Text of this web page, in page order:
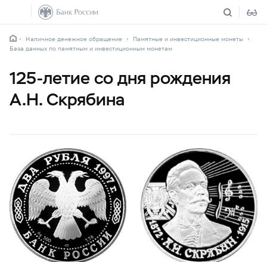
Наличное денежное обращение
Памятные и инвестиционные монеты
База данных по памятным и инвестиционным монетам
125-летие со дня рождения
А.Н. Скрябина